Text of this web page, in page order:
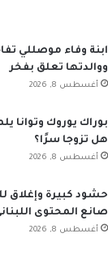
ابنة وفاء موصللي
ووالدتها تعلق بفخر
أغسطس 8, 2026
بوراك يوروك وتوانا
هل تزوجا سرًا؟
أغسطس 8, 2026
حشود كبيرة وإغلاق
صانع المحتوى
أغسطس 8, 2026